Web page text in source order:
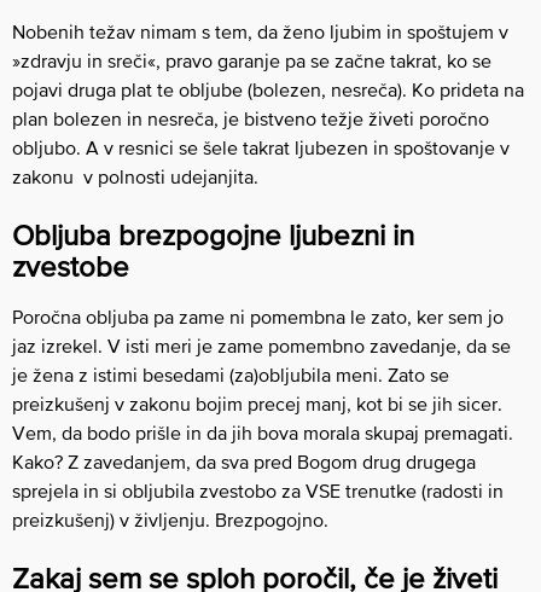
Nobenih težav nimam s tem, da ženo ljubim in spoštujem v
»zdravju in sreči«, pravo garanje pa se začne takrat, ko se
pojavi druga plat te obljube (bolezen, nesreča). Ko prideta na
plan bolezen in nesreča, je bistveno težje živeti poročno
obljubo. A v resnici se šele takrat ljubezen in spoštovanje v
zakonu v polnosti udejanjita.
Obljuba brezpogojne ljubezni in
zvestobe
Poročna obljuba pa zame ni pomembna le zato, ker sem jo
jaz izrekel. V isti meri je zame pomembno zavedanje, da se
je žena z istimi besedami (za)obljubila meni. Zato se
preizkušenj v zakonu bojim precej manj, kot bi se jih sicer.
Vem, da bodo prišle in da jih bova morala skupaj premagati.
Kako? Z zavedanjem, da sva pred Bogom drug drugega
sprejela in si obljubila zvestobo za VSE trenutke (radosti in
preizkušenj) v življenju. Brezpogojno.
Zakaj sem se sploh poročil, če je živeti